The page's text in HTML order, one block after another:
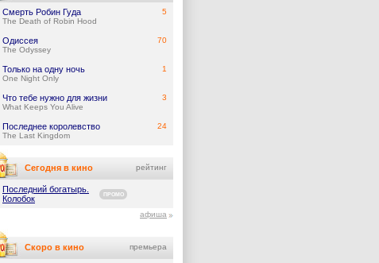
Смерть Робин Гуда
The Death of Robin Hood
5
Одиссея
The Odyssey
70
Только на одну ночь
One Night Only
1
Что тебе нужно для жизни
What Keeps You Alive
3
Последнее королевство
The Last Kingdom
24
Сегодня в кино рейтинг
Последний богатырь.
Колобок
ПРОМО
афиша
Скоро в кино премьера